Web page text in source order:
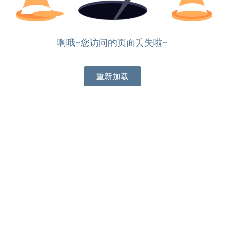
啊哦~您访问的页面丢失啦~
重新加载